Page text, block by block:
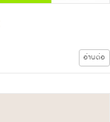
อ่านต่อ